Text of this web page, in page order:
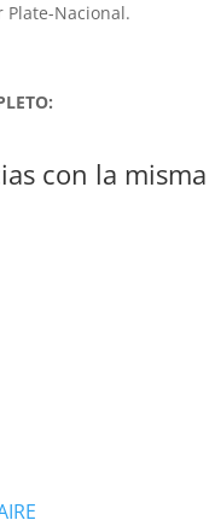
Plate-Nacional.
con la misma